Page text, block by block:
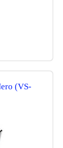
(VS-